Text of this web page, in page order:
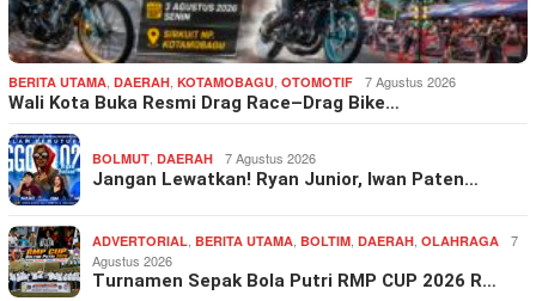
BERITA UTAMA DAERAH KOTAMOBAGU OTOMOTIF 7 Agustus 2026
Wali Kota Buka Resmi Drag Race–Drag Bike…
BOLMUT DAERAH 7 Agustus 2026
Jangan Lewatkan! Ryan Junior, Iwan Paten…
ADVERTORIAL BERITA UTAMA BOLTIM DAERAH OLAHRAGA
7
Agustus 2026
Turnamen Sepak Bola Putri RMP CUP 2026 R…